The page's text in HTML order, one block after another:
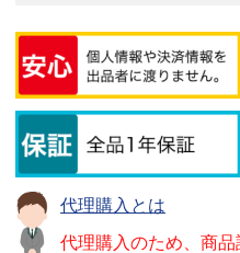
代理購入とは
代理購入のため、商